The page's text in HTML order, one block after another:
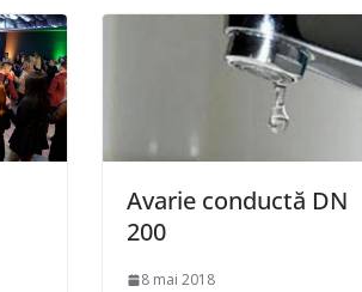
Avarie conductă DN
200
8 mai 2018